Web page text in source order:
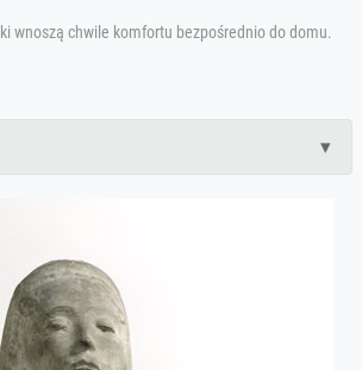
wnoszą chwile komfortu bezpośrednio do domu.